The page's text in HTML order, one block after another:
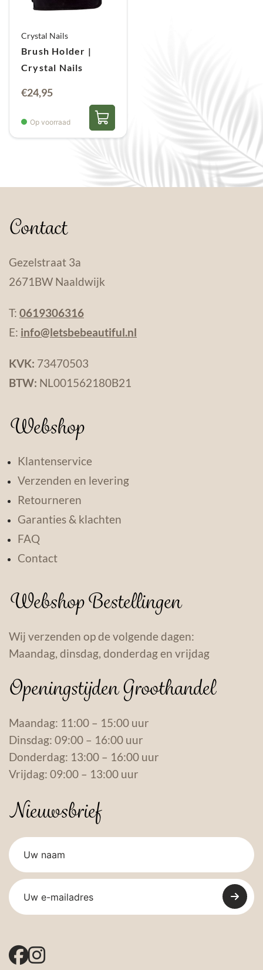
Crystal Nails
Brush Holder |
Crystal Nails
€24,95
Op voorraad
Contact
Gezelstraat 3a
2671BW Naaldwijk
T: 0619306316
E: info@letsbebeautiful.nl
KVK: 73470503
BTW: NL001562180B21
Webshop
Klantenservice
Verzenden en levering
Retourneren
Garanties & klachten
FAQ
Contact
Webshop Bestellingen
Wij verzenden op de volgende dagen:
Maandag, dinsdag, donderdag en vrijdag
Openingstijden Groothandel
Maandag: 11:00 – 15:00 uur
Dinsdag: 09:00 – 16:00 uur
Donderdag: 13:00 – 16:00 uur
Vrijdag: 09:00 – 13:00 uur
Nieuwsbrief